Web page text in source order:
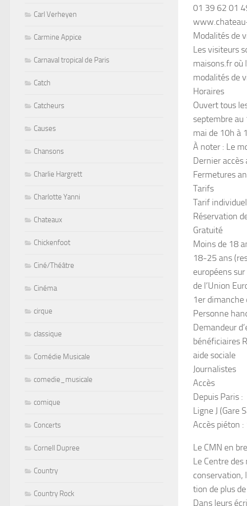
01 39 62 01
Modalités de
Les visiteurs
maisons.fr où
modalités de
Horaires
Ouvert tous
septembre au
mai de 10h à
À noter : Le
Dernier
Fermetures
Tarifs
Tarif
Réservation
Gratuité
Moins de 18
18-25 ans
européens
de l’Union
1er dimanche
Personne
Demandeur
bénéficiaires
aide sociale
Journalistes
Accès
Depuis Paris :
Ligne J (Gare
Accès piéton
Le CMN en
Le Centre
conservation,
tion de plus
Dans leurs
Carl Verheyen
Carmine Appice
Carnaval tropical de Paris
Catch
Catcheurs
Causes
Chansons
Charlie Hargrett
Charlotte Yanni
Chateaux
Chickenfoot
Ciné/Théâtre
Cinéma
cirque
classique
Comédie Musicale
comedie_musicale
comique
Concerts
Cornell Dupree
Country
Country Rock